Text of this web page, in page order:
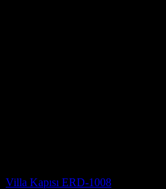
Villa Kapısı ERD-1008